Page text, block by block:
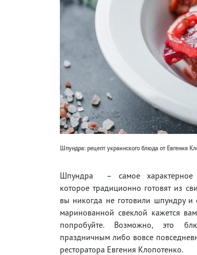
Шпундра: рецепт украинского блюда от Евгения
Шпундра – самое характерное
которое традиционно готовят из
вы никогда не готовили шпундру и
маринованной свеклой кажется
попробуйте. Возможно, это
праздничным либо вовсе
ресторатора Евгения Клопотенко.